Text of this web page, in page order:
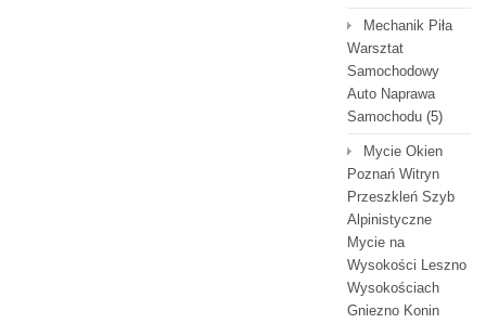
Mechanik Piła
Warsztat
Samochodowy
Auto Naprawa
Samochodu (5)
Mycie Okien
Poznań Witryn
Przeszkleń Szyb
Alpinistyczne
Mycie na
Wysokości Leszno
Wysokościach
Gniezno Konin